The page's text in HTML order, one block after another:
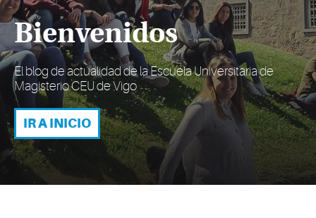
Bienvenidos
El blog de actualidad de la Escuela Universitaria de
Magisterio CEU de Vigo
IR A INICIO